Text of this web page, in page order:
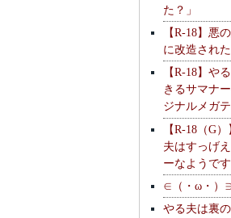
た？」
【R-18】悪
に改造され
【R-18】や
きるサマナ
ジナルメガテ
【R-18（G
夫はすっげ
ーなようです
∈（・ω・）
やる夫は裏